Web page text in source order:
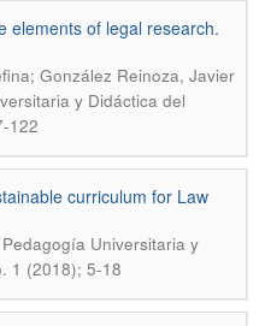
elements of legal research.
González Reinoza, Javier
y Didáctica del
122
curriculum for Law
Universitaria y
1 (2018); 5-18